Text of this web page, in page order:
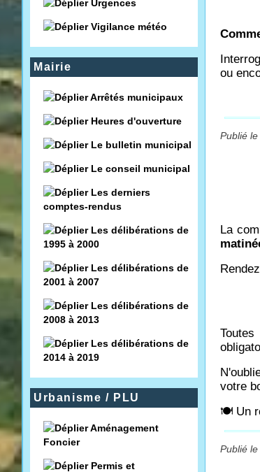
Urgences
Vigilance météo
Mairie
Arrêtés municipaux
Heures d'ouverture
Le bulletin municipal
Le conseil municipal
Les derniers
comptes-rendus
Les délibérations de
1995 à 2000
Les délibérations de
2001 à 2007
Les délibérations de
2008 à 2013
Les délibérations de
2014 à 2019
Urbanisme / PLU
Aménagement
Foncier
Permis et
ou
Publié
La
votre
🍽 Un
Publié